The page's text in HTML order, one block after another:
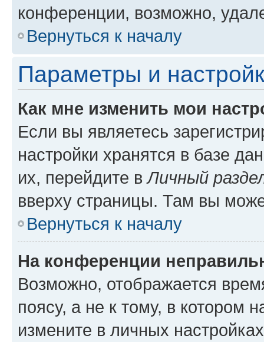
конференции, возможно,
Вернуться к началу
Параметры и
Как мне изменить мои
Если вы являетесь
настройки хранятся в базе
их, перейдите вЛичный
вверху страницы. Там вы
Вернуться к началу
На конференции
Возможно, отображается
поясу, а не к тому, в котором
измените в личных